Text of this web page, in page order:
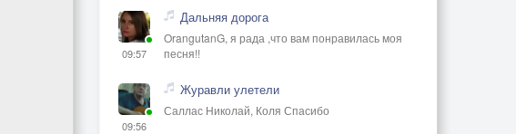
09:57
Дальняя дорога
OrangutanG, я рада ,что вам понравилась моя
песня!!
09:56
Журавли улетели
Саллас Николай, Коля Спасибо